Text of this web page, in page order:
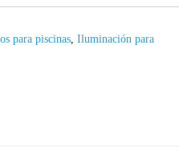
para piscinas, Iluminación para